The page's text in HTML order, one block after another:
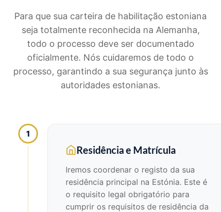
Para que sua carteira de habilitação estoniana
seja totalmente reconhecida na Alemanha,
todo o processo deve ser documentado
oficialmente. Nós cuidaremos de todo o
processo, garantindo a sua segurança junto às
autoridades estonianas.
1
Residência e Matrícula
Iremos coordenar o registo da sua
residência principal na Estónia. Este é
o requisito legal obrigatório para
cumprir os requisitos de residência da